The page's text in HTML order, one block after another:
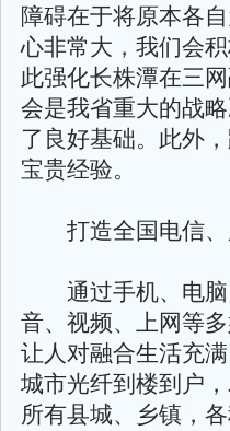
障碍在于将原本各
心非常大，我们会
此强化长株潭在三
会是我省重大的战
了良好基础。此外
宝贵经验。
打造全国电信、
通过手机、电脑
音、视频、上网等
让人对融合生活充
城市光纤到楼到户
所有县城、乡镇，